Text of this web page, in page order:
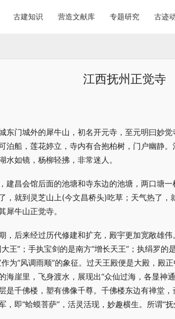
古建知识 营造文献库 专题研究 古迹
江西抚州正觉寺
东门城外的犀牛山，初名开元寺，至元明曰妙
泊船，莲花婷立，寺内有合抱柏树，门户幽静
水如镜，杨柳轻拂，非常迷人。
建昌会馆后面的池塘和寺东边的池塘，两口塘
，就到灵芝山上(今文昌桥头)吃草；天气热了
犀牛山正觉寺。
，后来经过历代修建和扩充，殿宇更加宽敞雄
王”；手执宝剑的是南方“增长天王”；执绢罗的
为“风调雨顺”的象征。过天王殿便是大殿，殿
海崖里，飞身渡水，展现出“众仙过海，各显神
是千佛楼，塑有佛像千尊。千佛楼东边有禅堂
，即“蛤蟆菩萨”，活灵活现，妙趣横生。所谓“抚